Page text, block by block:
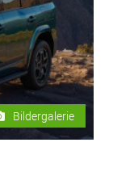
Bildergalerie